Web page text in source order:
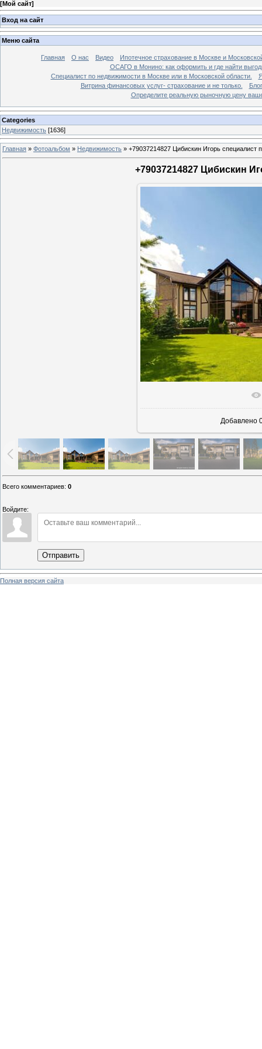
[Мой сайт]
Вход на сайт
Меню сайта
Главная О нас Видео
Ипотечное страхование в Москве и
ОСАГО в Монино: как оформить и где найти
Специалист по недвижимости в Москве или в Московской области.
Витрина финансовых услуг- страхование и не только.
Блог
Определите реальную рыночную цену
Categories
Недвижимость [1636]
Главная » Фотоальбом » Недвижимость » +79037214827 Цибискин Игорь специалист
+79037214827 Цибискин
В
Добавлено
Всего комментариев: 0
Войдите:
Отправить
Полная версия сайта